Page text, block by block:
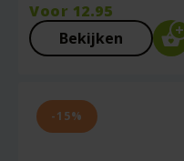
Voor 12.95
Bekijken
-15%